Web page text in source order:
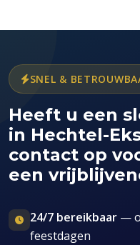
SNEL &
Heeft u een
in Hechtel-
contact op
een
24/7 bereikbaar —
feestdagen